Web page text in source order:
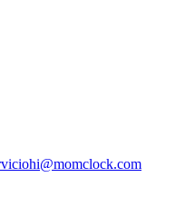
hi@momclock.com